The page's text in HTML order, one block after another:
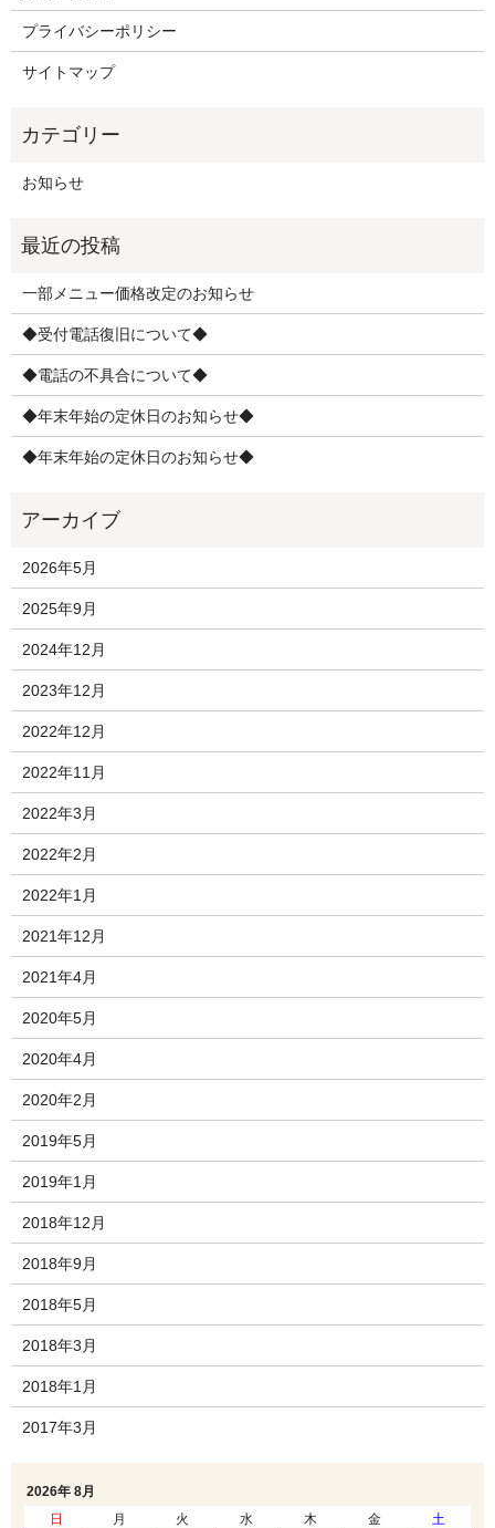
プライバシーポリシー
サイトマップ
お知らせ
一部メニュー価格改定のお知らせ
◆受付電話復旧について◆
◆電話の不具合について◆
◆年末年始の定休日のお知らせ◆
◆年末年始の定休日のお知らせ◆
2026年5月
2025年9月
2024年12月
2023年12月
2022年12月
2022年11月
2022年3月
2022年2月
2022年1月
2021年12月
2021年4月
2020年5月
2020年4月
2020年2月
2019年5月
2019年1月
2018年12月
2018年9月
2018年5月
2018年3月
2018年1月
2017年3月
2026年 8月
日
月 火 水 木 金
土